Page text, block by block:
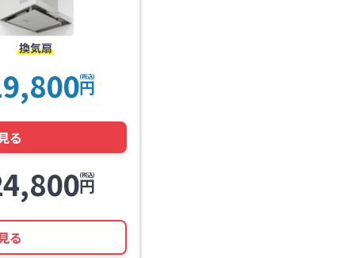
換気扇
円
(税込)
る
円
(税込)
る